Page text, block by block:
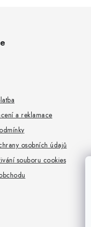
a reklamace
osobních údajů
souboru cookies